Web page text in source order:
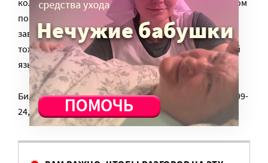
колыбельных разных народов, путешествие за светом
по планете изо дня в ночь, из ночи в день. А
завершающий трилогию спектакль «За ритмом» —
тоже демонстрирует универсальный для всех людей
язык театра — для особых и для обычных.
Билеты можно заказать по телефонам: +7 (495) 633-99-
24, +7 (985) 766-15-47